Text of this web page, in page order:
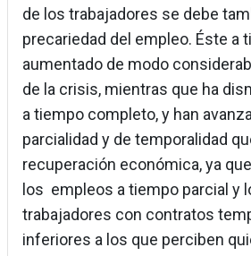
de los trabajadores se debe
precariedad del empleo. Éste a
aumentado de modo
de la crisis, mientras que ha
a tiempo completo, y han
parcialidad y de temporalidad
recuperación económica, ya
los empleos a tiempo parcial y
trabajadores con contratos
inferiores a los que perciben